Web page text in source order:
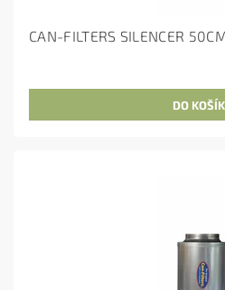
CAN-FILTERS SILENCER